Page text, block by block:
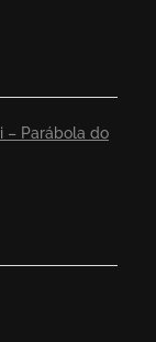
– Parábola do